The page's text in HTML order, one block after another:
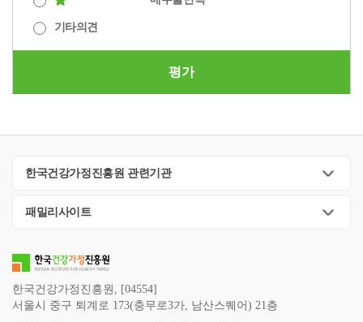
기타의견
평가
한국건강가정진흥원 관련기관
패밀리사이트
한국건강가정진흥원, [04554]
서울시 중구 퇴계로 173(충무로3가, 남산스퀘어) 21층